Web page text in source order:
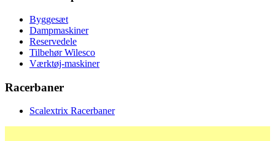
Byggesæt
Dampmaskiner
Reservedele
Tilbehør Wilesco
Værktøj-maskiner
Racerbaner
Scalextrix Racerbaner